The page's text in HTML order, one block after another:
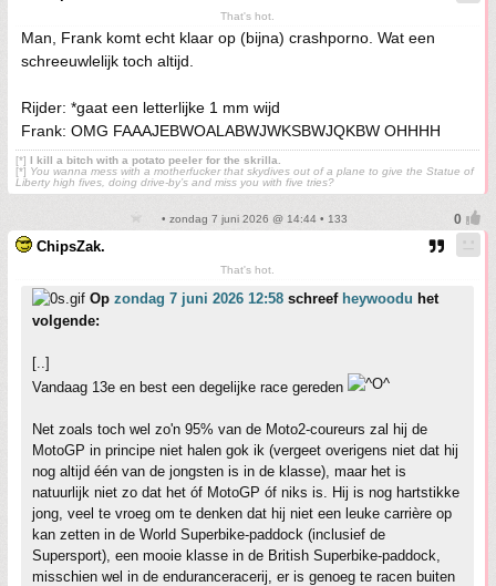
That's hot.
Man, Frank komt echt klaar op (bijna) crashporno. Wat een
schreeuwlelijk toch altijd.
Rijder: *gaat een letterlijke 1 mm wijd
Frank: OMG FAAAJEBWOALABWJWKSBWJQKBW OHHHH
[*] I kill a bitch with a potato peeler for the skrilla.
[*] You wanna mess with a motherfucker that skydives out of a plane to give the Statue of
Liberty high fives, doing drive-by’s and miss you with five tries?
• zondag 7 juni 2026 @ 14:44 • 133
ChipsZak.
That's hot.
Op zondag 7 juni 2026 12:58 schreef heywoodu het
volgende:
[..]
Vandaag 13e en best een degelijke race gereden
Net zoals toch wel zo'n 95% van de Moto2-coureurs zal hij de
MotoGP in principe niet halen gok ik (vergeet overigens niet dat hij
nog altijd één van de jongsten is in de klasse), maar het is
natuurlijk niet zo dat het óf MotoGP óf niks is. Hij is nog hartstikke
jong, veel te vroeg om te denken dat hij niet een leuke carrière op
kan zetten in de World Superbike-paddock (inclusief de
Supersport), een mooie klasse in de British Superbike-paddock,
misschien wel in de enduranceracerij, er is genoeg te racen buiten